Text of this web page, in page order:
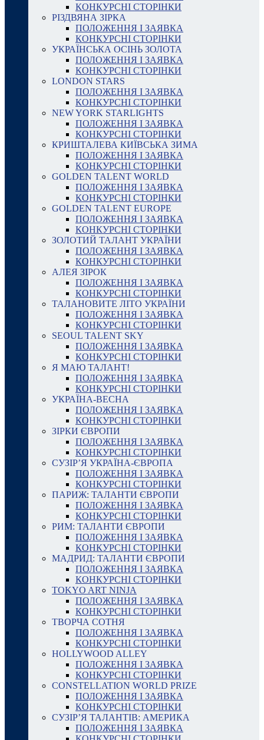
КОНКУРСНІ СТОРІНКИ
РІЗДВЯНА ЗІРКА
ПОЛОЖЕННЯ І ЗАЯВКА
КОНКУРСНІ СТОРІНКИ
УКРАЇНСЬКА ОСІНЬ ЗОЛОТА
ПОЛОЖЕННЯ І ЗАЯВКА
КОНКУРСНІ СТОРІНКИ
LONDON STARS
ПОЛОЖЕННЯ І ЗАЯВКА
КОНКУРСНІ СТОРІНКИ
NEW YORK STARLIGHTS
ПОЛОЖЕННЯ І ЗАЯВКА
КОНКУРСНІ СТОРІНКИ
КРИШТАЛЕВА КИЇВСЬКА ЗИМА
ПОЛОЖЕННЯ І ЗАЯВКА
КОНКУРСНІ СТОРІНКИ
GOLDEN TALENT WORLD
ПОЛОЖЕННЯ І ЗАЯВКА
КОНКУРСНІ СТОРІНКИ
GOLDEN TALENT EUROPE
ПОЛОЖЕННЯ І ЗАЯВКА
КОНКУРСНІ СТОРІНКИ
ЗОЛОТИЙ ТАЛАНТ УКРАЇНИ
ПОЛОЖЕННЯ І ЗАЯВКА
КОНКУРСНІ СТОРІНКИ
АЛЕЯ ЗІРОК
ПОЛОЖЕННЯ І ЗАЯВКА
КОНКУРСНІ СТОРІНКИ
ТАЛАНОВИТЕ ЛІТО УКРАЇНИ
ПОЛОЖЕННЯ І ЗАЯВКА
КОНКУРСНІ СТОРІНКИ
SEOUL TALENT SKY
ПОЛОЖЕННЯ І ЗАЯВКА
КОНКУРСНІ СТОРІНКИ
Я МАЮ ТАЛАНТ!
ПОЛОЖЕННЯ І ЗАЯВКА
КОНКУРСНІ СТОРІНКИ
УКРАЇНА-ВЕСНА
ПОЛОЖЕННЯ І ЗАЯВКА
КОНКУРСНІ СТОРІНКИ
ЗІРКИ ЄВРОПИ
ПОЛОЖЕННЯ І ЗАЯВКА
КОНКУРСНІ СТОРІНКИ
СУЗІР’Я УКРАЇНА-ЄВРОПА
ПОЛОЖЕННЯ І ЗАЯВКА
КОНКУРСНІ СТОРІНКИ
ПАРИЖ: ТАЛАНТИ ЄВРОПИ
ПОЛОЖЕННЯ І ЗАЯВКА
КОНКУРСНІ СТОРІНКИ
РИМ: ТАЛАНТИ ЄВРОПИ
ПОЛОЖЕННЯ І ЗАЯВКА
КОНКУРСНІ СТОРІНКИ
МАДРИД: ТАЛАНТИ ЄВРОПИ
ПОЛОЖЕННЯ І ЗАЯВКА
КОНКУРСНІ СТОРІНКИ
TOKYO ART NINJA
ПОЛОЖЕННЯ І ЗАЯВКА
КОНКУРСНІ СТОРІНКИ
ТВОРЧА СОТНЯ
ПОЛОЖЕННЯ І ЗАЯВКА
КОНКУРСНІ СТОРІНКИ
HOLLYWOOD ALLEY
ПОЛОЖЕННЯ І ЗАЯВКА
КОНКУРСНІ СТОРІНКИ
CONSTELLATION WORLD PRIZE
ПОЛОЖЕННЯ І ЗАЯВКА
КОНКУРСНІ СТОРІНКИ
СУЗІР’Я ТАЛАНТІВ: АМЕРИКА
ПОЛОЖЕННЯ І ЗАЯВКА